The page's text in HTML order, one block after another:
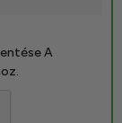
A